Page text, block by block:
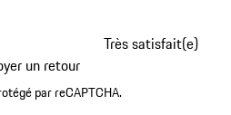
Très satisfait(e)
un retour
par reCAPTCHA.